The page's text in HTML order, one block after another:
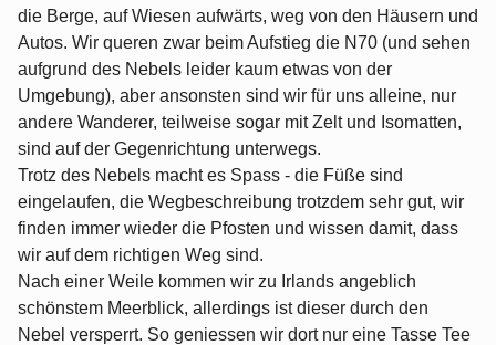
die Berge, auf Wiesen aufwärts, weg von den Häusern und
Autos. Wir queren zwar beim Aufstieg die N70 (und sehen
aufgrund des Nebels leider kaum etwas von der
Umgebung), aber ansonsten sind wir für uns alleine, nur
andere Wanderer, teilweise sogar mit Zelt und Isomatten,
sind auf der Gegenrichtung unterwegs.
Trotz des Nebels macht es Spass - die Füße sind
eingelaufen, die Wegbeschreibung trotzdem sehr gut, wir
finden immer wieder die Pfosten und wissen damit, dass
wir auf dem richtigen Weg sind.
Nach einer Weile kommen wir zu Irlands angeblich
schönstem Meerblick, allerdings ist dieser durch den
Nebel versperrt. So geniessen wir dort nur eine Tasse Tee